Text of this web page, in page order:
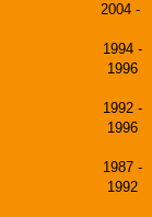
2004 -
1994 -
1996
1992 -
1996
1987 -
1992